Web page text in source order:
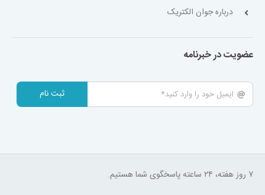
درباره جوان الکتریک
عضویت در خبرنامه
ثبت نام
۷ روز هفته، ۲۴ ساعته پاسخگوی شما هستیم.